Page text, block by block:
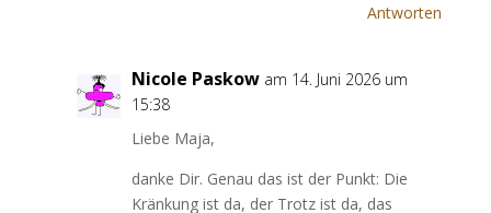
Antworten
Nicole Paskow am 14. Juni 2026 um
15:38
Liebe Maja,
danke Dir. Genau das ist der Punkt: Die
Kränkung ist da, der Trotz ist da, das